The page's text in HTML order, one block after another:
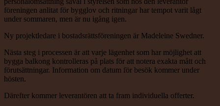
föreningen anlitat för bygglov och ritningar har tempot varit lågt
under sommaren, men är nu igång igen.
Ny projektledare i bostadsrättsföreningen är Madeleine Swedner.
Nästa steg i processen är att varje lägenhet som har möjlighet att
bygga balkong kontrolleras på plats för att notera exakta mått och
förutsättningar. Information om datum för besök kommer under
hösten.
Därefter kommer leverantören att ta fram individuella offerter.